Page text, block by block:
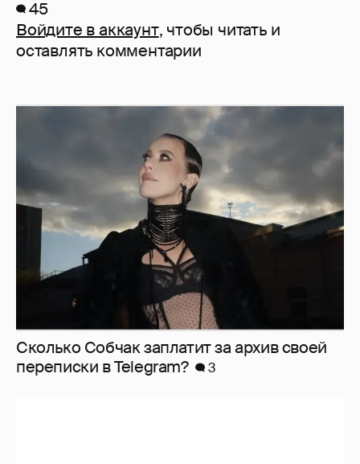
45
Войдите в аккаунт, чтобы читать и
оставлять комментарии
Сколько Собчак заплатит за архив своей
перeписки в Telegram?
3